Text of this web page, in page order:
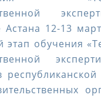
Астана 12-13
этап обучения